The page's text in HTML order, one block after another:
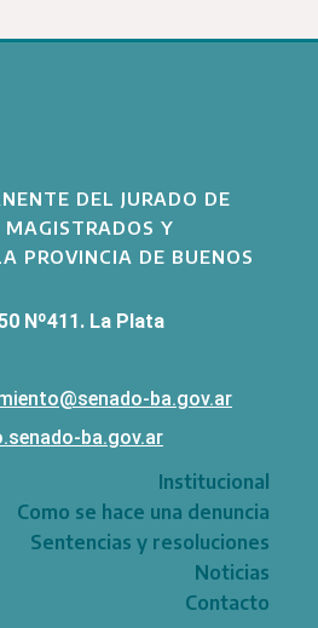
DEL JURADO DE
MAGISTRADOS Y
PROVINCIA DE BUENOS
Nº411. La Plata
ba.gov.ar
ba.gov.ar
Institucional
Como se hace una denuncia
Sentencias y resoluciones
Noticias
Contacto